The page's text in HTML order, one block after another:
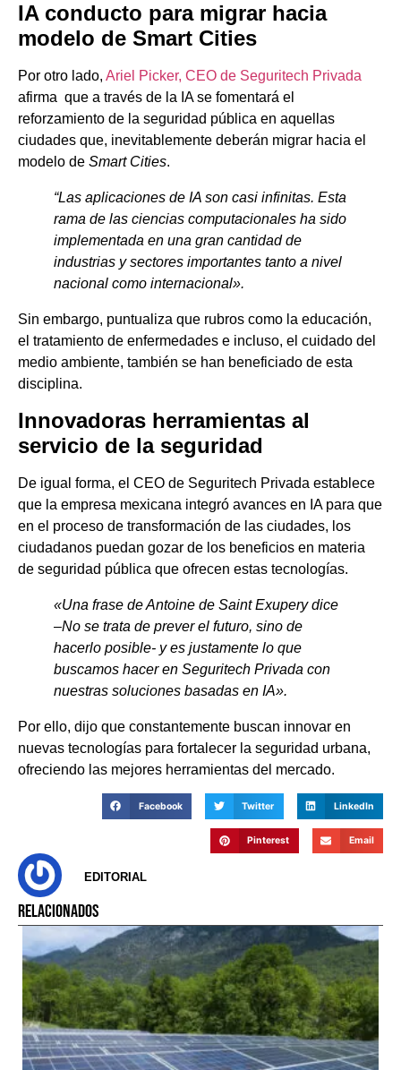
IA conducto para migrar hacia
modelo de Smart Cities
Por otro lado, Ariel Picker, CEO de Seguritech Privada
afirma que a través de la IA se fomentará el
reforzamiento de la seguridad pública en aquellas
ciudades que, inevitablemente deberán migrar hacia el
modelo de Smart Cities.
“Las aplicaciones de IA son casi infinitas. Esta
rama de las ciencias computacionales ha sido
implementada en una gran cantidad de
industrias y sectores importantes tanto a nivel
nacional como internacional».
Sin embargo, puntualiza que rubros como la educación,
el tratamiento de enfermedades e incluso, el cuidado del
medio ambiente, también se han beneficiado de esta
disciplina.
Innovadoras herramientas al
servicio de la seguridad
De igual forma, el CEO de Seguritech Privada establece
que la empresa mexicana integró avances en IA para que
en el proceso de transformación de las ciudades, los
ciudadanos puedan gozar de los beneficios en materia
de seguridad pública que ofrecen estas tecnologías.
«Una frase de Antoine de Saint Exupery dice
–No se trata de prever el futuro, sino de
hacerlo posible- y es justamente lo que
buscamos hacer en Seguritech Privada con
nuestras soluciones basadas en IA».
Por ello, dijo que constantemente buscan innovar en
nuevas tecnologías para fortalecer la seguridad urbana,
ofreciendo las mejores herramientas del mercado.
Facebook Twitter LinkedIn
Pinterest Email
EDITORIAL
RELACIONADOS